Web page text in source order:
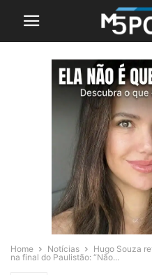
Home Notícias
Hugo Souza
na final do Paulistão: “Não...